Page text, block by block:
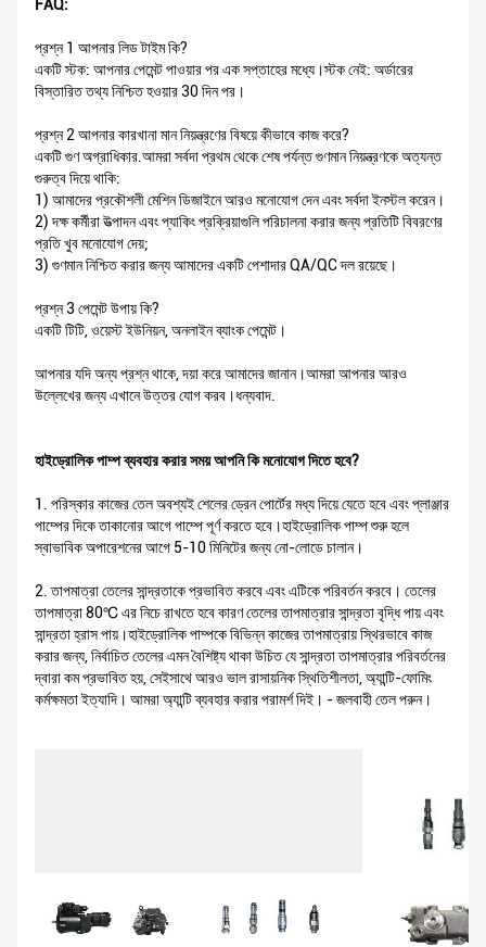
FAQ:
প্রশ্ন 1 আপনার লিড টাইম কি?
একটি স্টক: আপনার পেমেন্ট পাওয়ার পর এক সপ্তাহের মধ্যে।স্টক নেই: অর্ডারের
বিস্তারিত তথ্য নিশ্চিত হওয়ার 30 দিন পর।
প্রশ্ন 2 আপনার কারখানা মান নিয়ন্ত্রণের বিষয়ে কীভাবে কাজ করে?
একটি গুণ অগ্রাধিকার.আমরা সর্বদা প্রথম থেকে শেষ পর্যন্ত গুণমান নিয়ন্ত্রণকে অত্যন্ত
গুরুত্ব দিয়ে থাকি:
1) আমাদের প্রকৌশলী মেশিন ডিজাইনে আরও মনোযোগ দেন এবং সর্বদা ইনস্টল করেন।
2) দক্ষ কর্মীরা উত্পাদন এবং প্যাকিং প্রক্রিয়াগুলি পরিচালনা করার জন্য প্রতিটি বিবরণের
প্রতি খুব মনোযোগ দেয়;
3) গুণমান নিশ্চিত করার জন্য আমাদের একটি পেশাদার QA/QC দল রয়েছে।
প্রশ্ন 3 পেমেন্ট উপায় কি?
একটি টিটি, ওয়েস্ট ইউনিয়ন, অনলাইন ব্যাংক পেমেন্ট।
আপনার যদি অন্য প্রশ্ন থাকে, দয়া করে আমাদের জানান।আমরা আপনার আরও
উল্লেখের জন্য এখানে উত্তর যোগ করব।ধন্যবাদ.
হাইড্রোলিক পাম্প ব্যবহার করার সময় আপনি কি মনোযোগ দিতে হবে?
1. পরিস্কার কাজের তেল অবশ্যই শেলের ড্রেন পোর্টের মধ্য দিয়ে যেতে হবে এবং প্লাঞ্জার
পাম্পের দিকে তাকানোর আগে পাম্পে পূর্ণ করতে হবে।হাইড্রোলিক পাম্প শুরু হলে
স্বাভাবিক অপারেশনের আগে 5-10 মিনিটের জন্য নো-লোডে চালান।
2. তাপমাত্রা তেলের সান্দ্রতাকে প্রভাবিত করবে এবং এটিকে পরিবর্তন করবে। তেলের
তাপমাত্রা 80℃ এর নিচে রাখতে হবে কারণ তেলের তাপমাত্রার সান্দ্রতা বৃদ্ধি পায় এবং
সান্দ্রতা হ্রাস পায়।হাইড্রোলিক পাম্পকে বিভিন্ন কাজের তাপমাত্রায় স্থিরভাবে কাজ
করার জন্য, নির্বাচিত তেলের এমন বৈশিষ্ট্য থাকা উচিত যে সান্দ্রতা তাপমাত্রার পরিবর্তনের
দ্বারা কম প্রভাবিত হয়, সেইসাথে আরও ভাল রাসায়নিক স্থিতিশীলতা, অ্যান্টি-ফোমিং
কর্মক্ষমতা ইত্যাদি। আমরা অ্যান্টি ব্যবহার করার পরামর্শ দিই। - জলবাহী তেল পরুন।